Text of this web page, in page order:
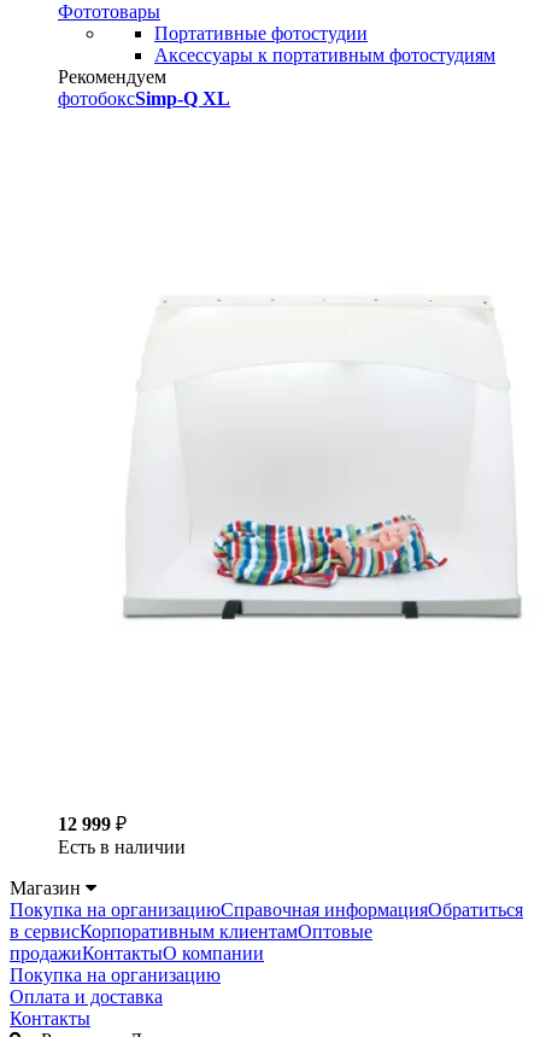
Фототовары
Портативные фотостудии
Аксессуары к портативным фотостудиям
Рекомендуем
фотобоксSimp-Q XL
12 999 ₽
Есть в наличии
Магазин
Покупка на организациюСправочная информацияОбратиться
в сервисКорпоративным клиентамОптовые
продажиКонтактыО компании
Покупка на организацию
Оплата и доставка
Контакты